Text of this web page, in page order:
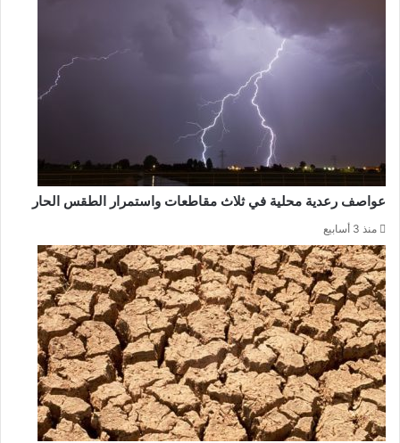
عواصف رعدية محلية في ثلاث مقاطعات واستمرار الطقس الحار
منذ 3 أسابيع